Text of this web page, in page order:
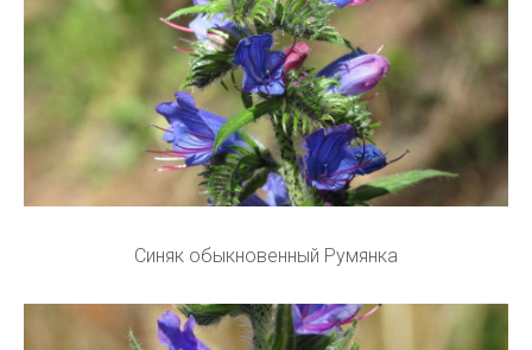
Синяк обыкновенный Румянка